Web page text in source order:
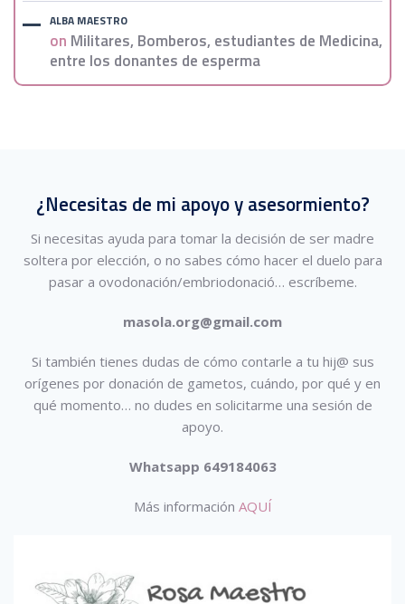
ALBA MAESTRO
on Militares, Bomberos, estudiantes de Medicina,
entre los donantes de esperma
¿Necesitas de mi apoyo y asesormiento?
Si necesitas ayuda para tomar la decisión de ser madre
soltera por elección, o no sabes cómo hacer el duelo para
pasar a ovodonación/embriodonació… escríbeme.
masola.org@gmail.com
Si también tienes dudas de cómo contarle a tu hij@ sus
orígenes por donación de gametos, cuándo, por qué y en
qué momento… no dudes en solicitarme una sesión de
apoyo.
Whatsapp 649184063
Más información AQUÍ